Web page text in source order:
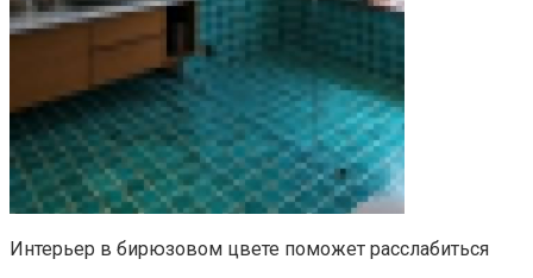
Интерьер в бирюзовом цвете поможет расслабиться